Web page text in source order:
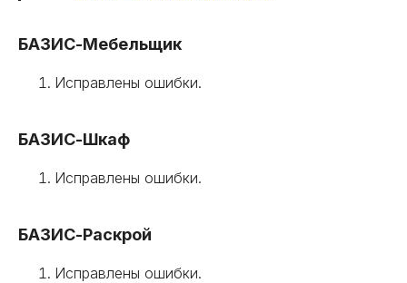
БАЗИС-Мебельщик
Исправлены ошибки.
БАЗИС-Шкаф
Исправлены ошибки.
БАЗИС-Раскрой
Исправлены ошибки.